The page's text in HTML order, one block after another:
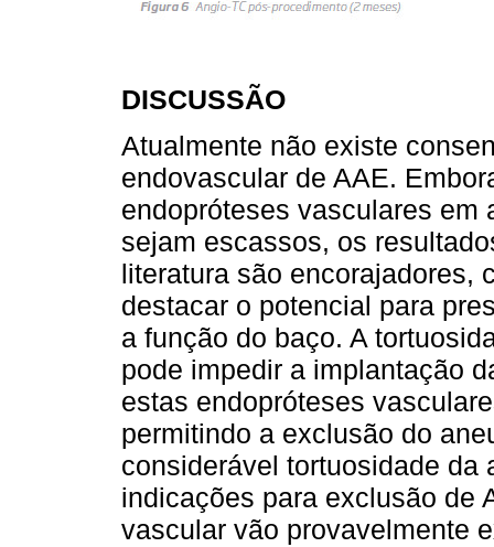
DISCUSSÃO
Atualmente não existe
endovascular de AAE.
endopróteses vasculares em
sejam escassos, os
literatura são encorajadores,
destacar o potencial para
a função do baço. A
pode impedir a implantação
estas endopróteses
permitindo a exclusão do
considerável tortuosidade da
indicações para exclusão de
vascular vão provavelmente